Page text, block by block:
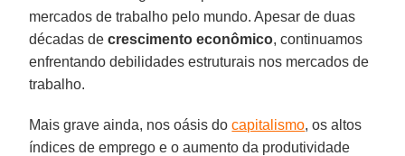
mercados de trabalho pelo mundo. Apesar de duas
décadas decrescimento econômico, continuamos
enfrentando debilidades estruturais nos mercados de
trabalho.
Mais grave ainda, nos oásis docapitalismo, os altos
índices de emprego e o aumento da produtividade